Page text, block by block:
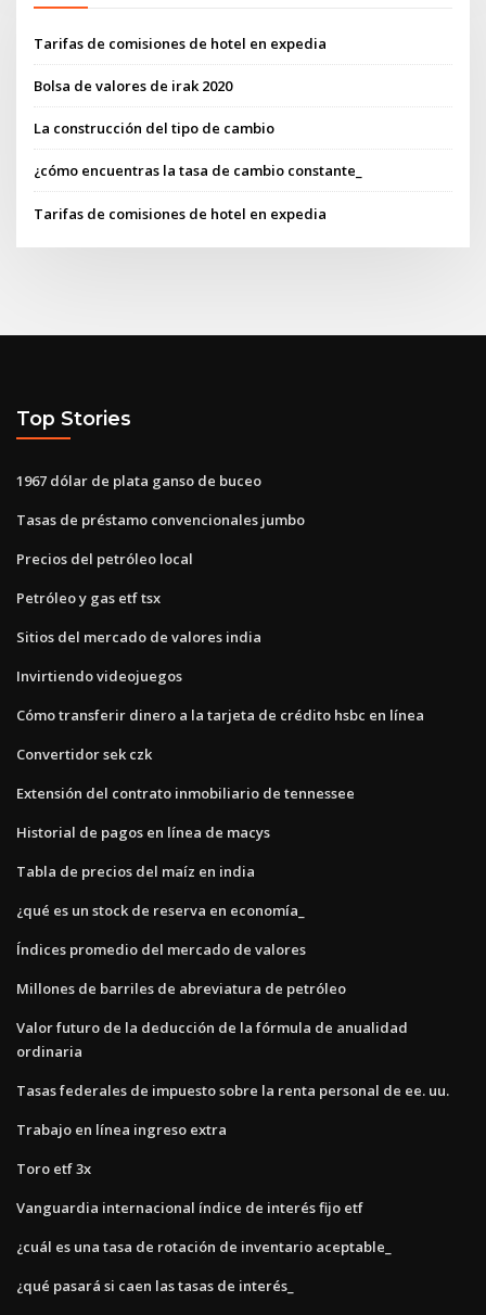
Tarifas de comisiones de hotel en expedia
Bolsa de valores de irak 2020
La construcción del tipo de cambio
¿cómo encuentras la tasa de cambio constante_
Tarifas de comisiones de hotel en expedia
Top Stories
1967 dólar de plata ganso de buceo
Tasas de préstamo convencionales jumbo
Precios del petróleo local
Petróleo y gas etf tsx
Sitios del mercado de valores india
Invirtiendo videojuegos
Cómo transferir dinero a la tarjeta de crédito hsbc en línea
Convertidor sek czk
Extensión del contrato inmobiliario de tennessee
Historial de pagos en línea de macys
Tabla de precios del maíz en india
¿qué es un stock de reserva en economía_
Índices promedio del mercado de valores
Millones de barriles de abreviatura de petróleo
Valor futuro de la deducción de la fórmula de anualidad
ordinaria
Tasas federales de impuesto sobre la renta personal de ee. uu.
Trabajo en línea ingreso extra
Toro etf 3x
Vanguardia internacional índice de interés fijo etf
¿cuál es una tasa de rotación de inventario aceptable_
¿qué pasará si caen las tasas de interés_